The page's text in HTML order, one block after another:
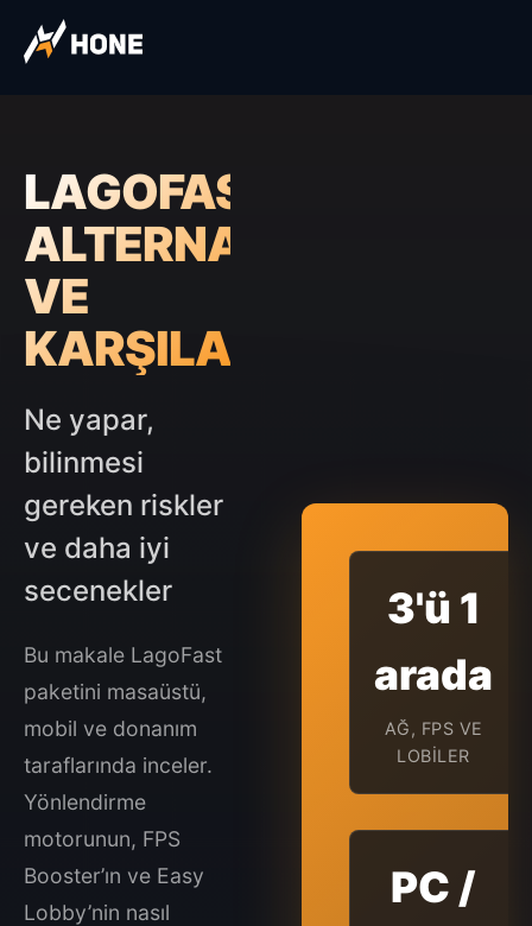
LAGOFAST
ALTERNATIFLERI
VE
KARŞILAŞTIRMA
Ne yapar,
bilinmesi
gereken riskler
ve daha iyi
secenekler
Bu makale LagoFast
paketini masaüstü,
mobil ve donanım
taraflarında inceler.
Yönlendirme
motorunun, FPS
Booster’ın ve Easy
Lobby’nin nasıl
3'ü 1
arada
AĞ, FPS VE
LOBILER
PC /